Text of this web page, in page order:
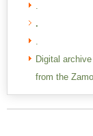
.
.
.
Digital
from the